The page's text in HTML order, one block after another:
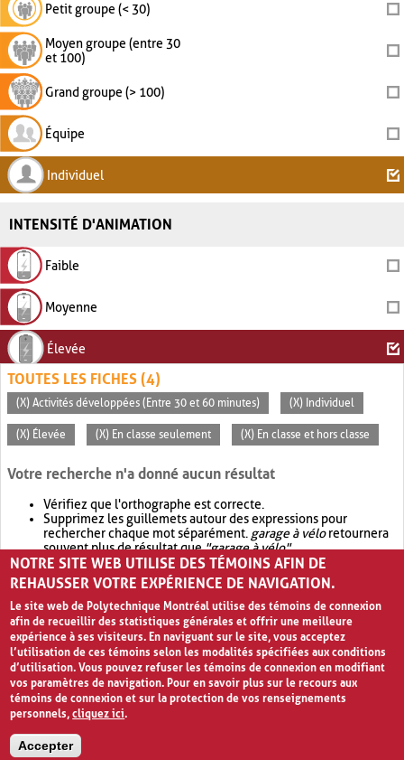
Petit groupe (< 30)
Moyen groupe (entre 30
et 100)
Grand groupe (> 100)
Équipe
Individuel
INTENSITÉ D'ANIMATION
Faible
Moyenne
Élevée
TOUTES LES FICHES (4)
(X) Activités développées (Entre 30 et 60 minutes) (X) Individuel
(X) Élevée (X) En classe seulement (X) En classe et hors classe
Votre recherche n'a donné aucun résultat
Vérifiez que l'orthographe est correcte.
Supprimez les guillemets autour des expressions pour
rechercher chaque mot séparément. garage à véloretournera
souvent plus de résultat que"garage à vélo".
Envisagez d'élargir votre recherche avec OR.garage OR vélo
retournera souvent plus de résultat quegarage à vélo
NOTRE SITE WEB UTILISE DES TÉMOINS AFIN DE
REHAUSSER VOTRE EXPÉRIENCE DE NAVIGATION.
Le site web de Polytechnique Montréal utilise des témoins de connexion
afin de recueillir des statistiques générales et offrir une meilleure
expérience à ses visiteurs. En naviguant sur le site, vous acceptez
l’utilisation de ces témoins selon les modalités spécifiées aux conditions
d’utilisation. Vous pouvez refuser les témoins de connexion en modifiant
vos paramètres de navigation. Pour en savoir plus sur le recours aux
témoins de connexion et sur la protection de vos renseignements
personnels,cliquez ici.
Accepter